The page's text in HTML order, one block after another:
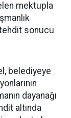
mektupla
tehdit sonucu
belediyeye
dayanağı
altında